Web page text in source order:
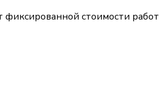
фиксированной стоимости работ